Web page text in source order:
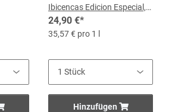
Ibicencas Edicion Especial,
38 %, 0,7-l-Flasche
24,90 €*
35,57 € pro 1 l
Hinzufügen